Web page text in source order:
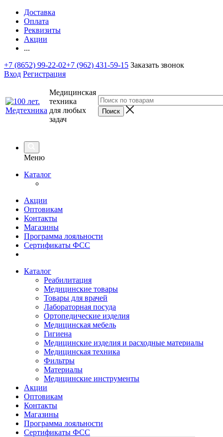
Доставка
Оплата
Реквизиты
Акции
...
+7 (8652) 99-22-02+7 (962) 431-59-15 Заказать звонок
Вход Регистрация
Медицинская
техника
для любых
задач
Меню
Каталог
Акции
Оптовикам
Контакты
Магазины
Программа лояльности
Сертификаты ФСС
Каталог
Реабилитация
Медицинские товары
Товары для врачей
Лабораторная посуда
Ортопедические изделия
Медицинская мебель
Гигиена
Медицинские изделия и расходные материалы
Медицинская техника
Фильтры
Материалы
Медицинские инструменты
Акции
Оптовикам
Контакты
Магазины
Программа лояльности
Сертификаты ФСС